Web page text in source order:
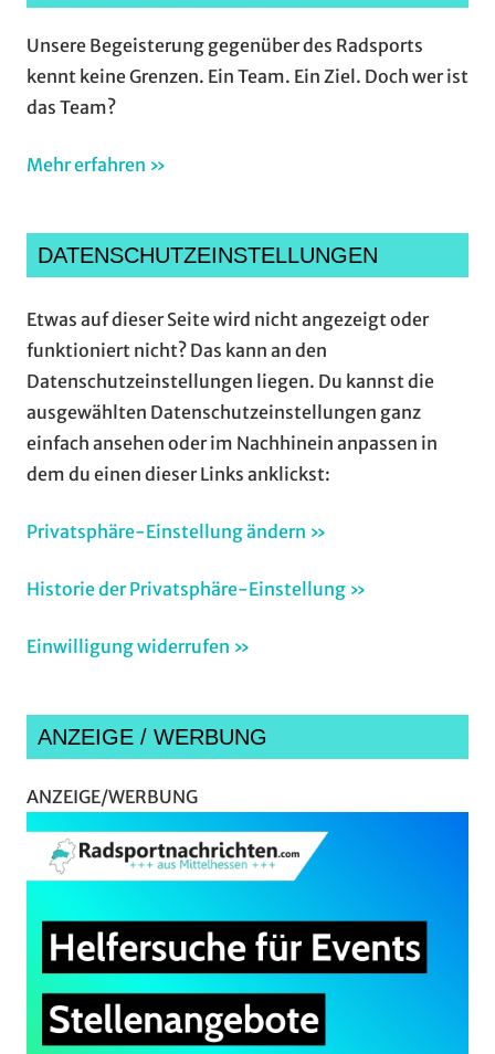
Unsere Begeisterung gegenüber des Radsports
kennt keine Grenzen. Ein Team. Ein Ziel. Doch wer ist
das Team?
Mehr erfahren »
DATENSCHUTZEINSTELLUNGEN
Etwas auf dieser Seite wird nicht angezeigt oder
funktioniert nicht? Das kann an den
Datenschutzeinstellungen liegen. Du kannst die
ausgewählten Datenschutzeinstellungen ganz
einfach ansehen oder im Nachhinein anpassen in
dem du einen dieser Links anklickst:
Privatsphäre-Einstellung ändern »
Historie der Privatsphäre-Einstellung »
Einwilligung widerrufen »
ANZEIGE / WERBUNG
ANZEIGE/WERBUNG